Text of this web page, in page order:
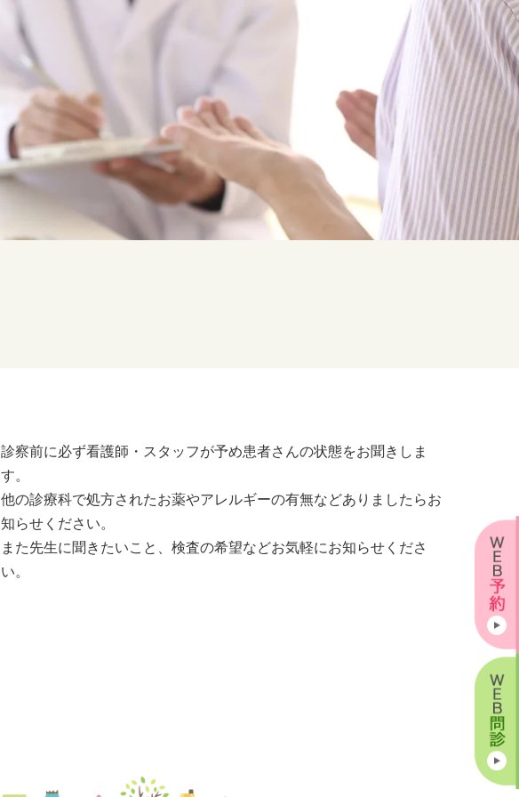
診察前に必ず看護師・スタッフが予め患者さんの状態をお聞きしま
す。
他の診療科で処方されたお薬やアレルギーの有無などありましたらお
知らせください。
また先生に聞きたいこと、検査の希望などお気軽にお知らせくださ
い。